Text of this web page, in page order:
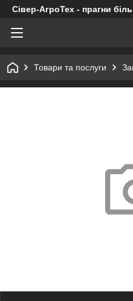
Сівер-АгроТех - прагни
Товари та послуги